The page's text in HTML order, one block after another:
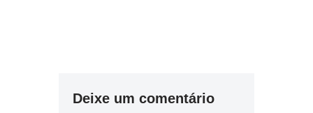
Deixe um comentário